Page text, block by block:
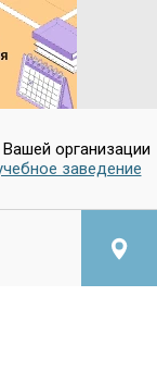
организации
заведение